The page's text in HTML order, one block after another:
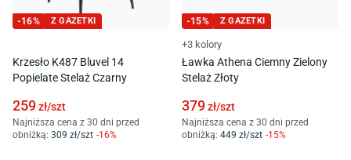
-16% Z GAZETKI
Krzesło K487 Bluvel 14
Popielate Stelaż Czarny
259zł/szt
Najniższa cena z 30 dni przed
obniżką: 309 zł/szt -16%
-15% Z GAZETKI
+3 kolory
Ławka Athena Ciemny Zielony
Stelaż Złoty
379zł/szt
Najniższa cena z 30 dni przed
obniżką: 449 zł/szt -15%